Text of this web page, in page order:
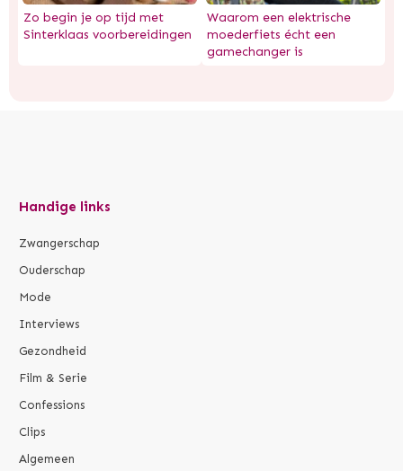
Zo begin je op tijd met
Sinterklaas voorbereidingen
Waarom een elektrische
moederfiets écht een
gamechanger is
Handige links
Zwangerschap
Ouderschap
Mode
Interviews
Gezondheid
Film & Serie
Confessions
Clips
Algemeen